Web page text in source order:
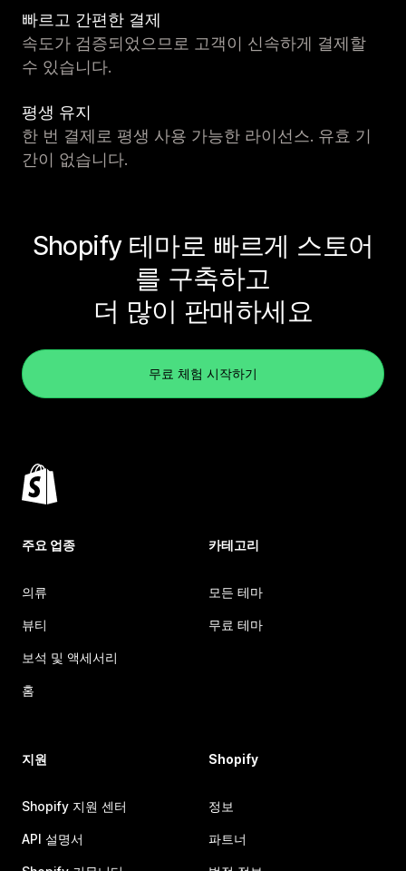
빠르고 간편한 결제
속도가 검증되었으므로 고객이 신속하게 결제할
수 있습니다.
평생 유지
한 번 결제로 평생 사용 가능한 라이선스. 유효 기
간이 없습니다.
Shopify 테마로 빠르게 스토어
를 구축하고
더 많이 판매하세요
무료 체험 시작하기
주요 업종
의류
뷰티
보석 및 액세서리
홈
카테고리
모든 테마
무료 테마
지원
Shopify 지원 센터
API 설명서
Shopify
정보
파트너